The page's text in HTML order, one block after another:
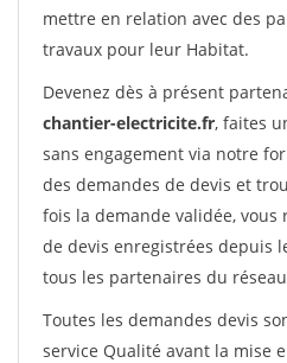
mettre en relation avec des
travaux pour leur Habitat.
Devenez dès à présent
chantier-electricite.fr, faites
sans engagement via notre
des demandes de devis et
fois la demande validée, vous
de devis enregistrées depuis
tous les partenaires du
Toutes les demandes devis
service Qualité avant la mise